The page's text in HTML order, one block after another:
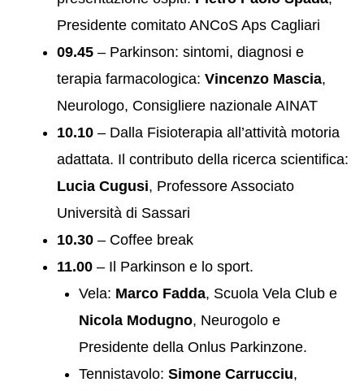
Presidente comitato ANCoS Aps Cagliari
09.45 – Parkinson: sintomi, diagnosi e
terapia farmacologica: Vincenzo Mascia,
Neurologo, Consigliere nazionale AINAT
10.10 – Dalla Fisioterapia all’attività motoria
adattata. Il contributo della ricerca scientifica:
Lucia Cugusi, Professore Associato
Università di Sassari
10.30 – Coffee break
11.00 – Il Parkinson e lo sport.
Vela: Marco Fadda, Scuola Vela Club e
Nicola Modugno, Neurogolo e
Presidente della Onlus Parkinzone.
Tennistavolo: Simone Carrucciu,